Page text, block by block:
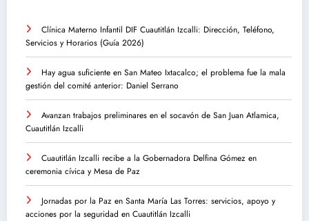
Clínica Materno Infantil DIF Cuautitlán Izcalli: Dirección, Teléfono,
Servicios y Horarios (Guía 2026)
Hay agua suficiente en San Mateo Ixtacalco; el problema fue la mala
gestión del comité anterior: Daniel Serrano
Avanzan trabajos preliminares en el socavón de San Juan Atlamica,
Cuautitlán Izcalli
Cuautitlán Izcalli recibe a la Gobernadora Delfina Gómez en
ceremonia cívica y Mesa de Paz
Jornadas por la Paz en Santa María Las Torres: servicios, apoyo y
acciones por la seguridad en Cuautitlán Izcalli